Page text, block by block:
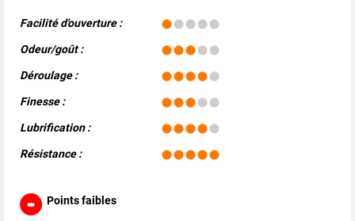
Facilité d'ouverture :
Odeur/goût :
Déroulage :
Finesse :
Lubrification :
Résistance :
Points faibles